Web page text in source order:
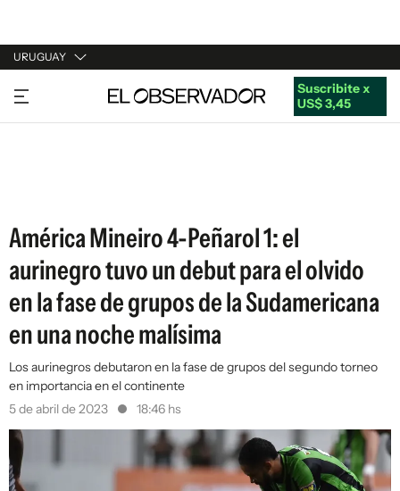
URUGUAY
URUGUAY
ARGENTINA
Suscribite x
US$ 3,45
América Mineiro 4-Peñarol 1: el
aurinegro tuvo un debut para el olvido
en la fase de grupos de la Sudamericana
en una noche malísima
Los aurinegros debutaron en la fase de grupos del segundo torneo
en importancia en el continente
5 de abril de 2023
18:46 hs